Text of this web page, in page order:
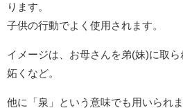
ります。
子供の行動でよく使用されます。
イメージは、お母さんを弟(妹)に取
妬くなど。
他に「泉」という意味でも用いられま